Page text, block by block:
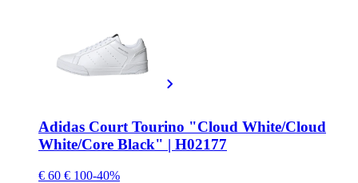
Adidas Court Tourino "Cloud White/Cloud
White/Core Black" | H02177
€ 60 € 100-40%